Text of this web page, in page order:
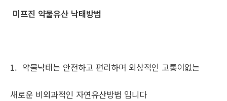
미프진 약물유산 낙태방법
1. 약물낙태는 안전하고 편리하며 외상적인 고통이없는
새로운 비외과적인 자연유산방법 입니다